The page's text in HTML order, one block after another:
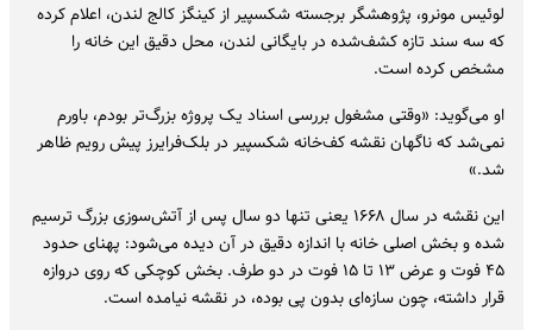
لوئیس مونرو، پژوهشگر برجسته شکسپیر از کینگز کالج لندن، اعلام کرده
که سه سند تازه کشف‌شده در بایگانی لندن، محل دقیق این خانه را
مشخص کرده است.
او می‌گوید: «وقتی مشغول بررسی اسناد یک پروژه بزرگ‌تر بودم، باورم
نمی‌شد که ناگهان نقشه کف‌خانه شکسپیر در بلک‌فرایرز پیش رویم ظاهر
شد.»
این نقشه در سال ۱۶۶۸ یعنی تنها دو سال پس از آتش‌سوزی بزرگ ترسیم
شده و بخش اصلی خانه با اندازه دقیق در آن دیده می‌شود: پهنای حدود
۴۵ فوت و عرض ۱۳ تا ۱۵ فوت در دو طرف. بخش کوچکی که روی دروازه
قرار داشته، چون سازه‌ای بدون پی بوده، در نقشه نیامده است.